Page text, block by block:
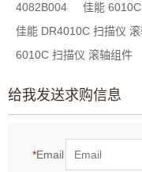
4082B004
佳能
佳能 DR4010C 扫描仪
6010C 扫描仪 滚轴组件
给我发送求购信息
*Email